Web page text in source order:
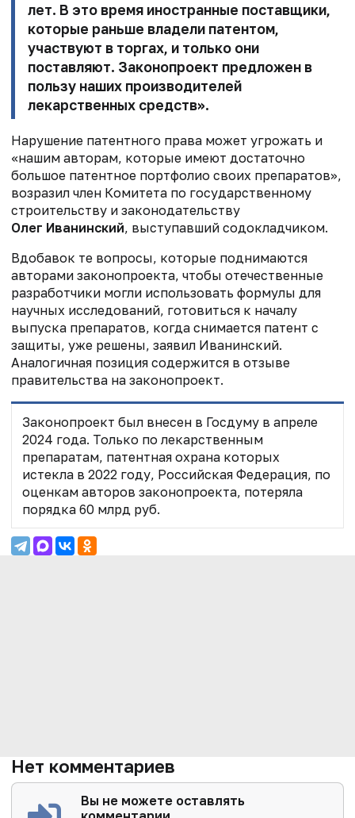
лет. В это время иностранные поставщики,
которые раньше владели патентом,
участвуют в торгах, и только они
поставляют. Законопроект предложен в
пользу наших производителей
лекарственных средств».
Нарушение патентного права может угрожать и
«нашим авторам, которые имеют достаточно
большое патентное портфолио своих препаратов»,
возразил член Комитета по государственному
строительству и законодательству
Олег Иванинский, выступавший содокладчиком.
Вдобавок те вопросы, которые поднимаются
авторами законопроекта, чтобы отечественные
разработчики могли использовать формулы для
научных исследований, готовиться к началу
выпуска препаратов, когда снимается патент с
защиты, уже решены, заявил Иванинский.
Аналогичная позиция содержится в отзыве
правительства на законопроект.
Законопроект был внесен в Госдуму в апреле
2024 года. Только по лекарственным
препаратам, патентная охрана которых
истекла в 2022 году, Российская Федерация, по
оценкам авторов законопроекта, потеряла
порядка 60 млрд руб.
Нет комментариев
Вы не можете оставлять